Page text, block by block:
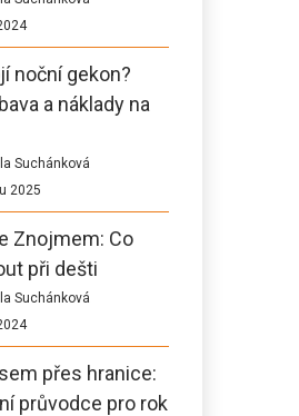
noční gekon?
a náklady na
Suchánková
2025
Znojmem: Co
při dešti
Suchánková
přes hranice:
průvodce pro rok